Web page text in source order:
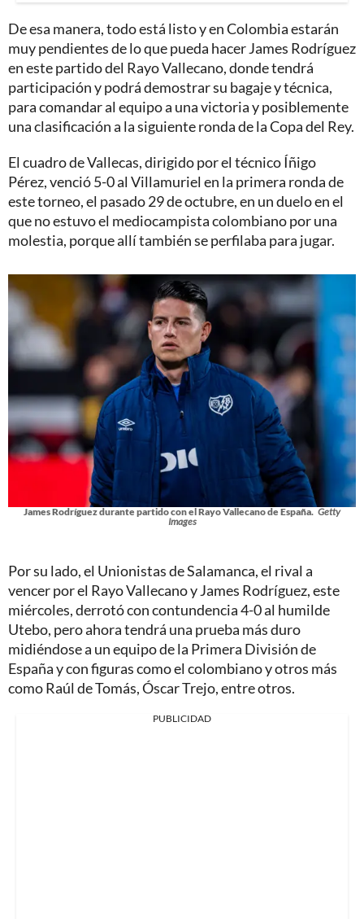
De esa manera, todo está listo y en Colombia estarán
muy pendientes de lo que pueda hacer James Rodríguez
en este partido del Rayo Vallecano, donde tendrá
participación y podrá demostrar su bagaje y técnica,
para comandar al equipo a una victoria y posiblemente
una clasificación a la siguiente ronda de la Copa del Rey.
El cuadro de Vallecas, dirigido por el técnico Íñigo
Pérez, venció 5-0 al Villamuriel en la primera ronda de
este torneo, el pasado 29 de octubre, en un duelo en el
que no estuvo el mediocampista colombiano por una
molestia, porque allí también se perfilaba para jugar.
James Rodríguez durante partido con el Rayo Vallecano de España. Getty
Images
Por su lado, el Unionistas de Salamanca, el rival a
vencer por el Rayo Vallecano y James Rodríguez, este
miércoles, derrotó con contundencia 4-0 al humilde
Utebo, pero ahora tendrá una prueba más duro
midiéndose a un equipo de la Primera División de
España y con figuras como el colombiano y otros más
como Raúl de Tomás, Óscar Trejo, entre otros.
PUBLICIDAD